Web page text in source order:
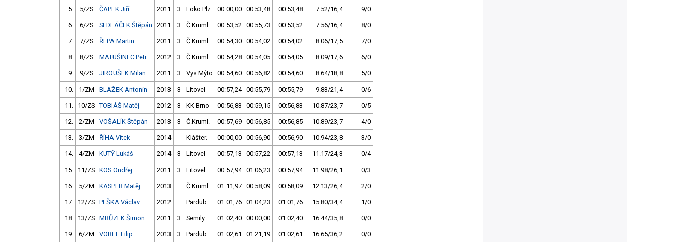
5. 5/ZS ČAPEK Jiří 2011 3 Loko Plz 00:00,00 00:53,48 00:53,48 7.52/16,4 9/0
6. 6/ZS SEDLÁČEK Štěpán 2011 3 Č.Kruml. 00:53,52 00:55,73 00:53,52 7.56/16,4 8/0
7. 7/ZS ŘEPA Martin 2011 3 Č.Kruml. 00:54,30 00:54,02 00:54,02 8.06/17,5 7/0
8. 8/ZS MATUŠINEC Petr 2012 3 Č.Kruml. 00:54,28 00:54,05 00:54,05 8.09/17,6 6/0
9. 9/ZS JIROUŠEK Milan 2011 3 Vys.Mýto 00:54,60 00:56,82 00:54,60 8.64/18,8 5/0
10. 1/ZM BLAŽEK Antonín 2013 3 Litovel 00:57,24 00:55,79 00:55,79 9.83/21,4 0/6
11. 10/ZS TOBIÁŠ Matěj 2012 3 KK Brno 00:56,83 00:59,15 00:56,83 10.87/23,7 0/5
12. 2/ZM VOŠALÍK Štěpán 2013 3 Č.Kruml. 00:57,69 00:56,85 00:56,85 10.89/23,7 4/0
13. 3/ZM ŘÍHA Vítek 2014 Klášter. 00:00,00 00:56,90 00:56,90 10.94/23,8 3/0
14. 4/ZM KUTÝ Lukáš 2014 3 Litovel 00:57,13 00:57,22 00:57,13 11.17/24,3 0/4
15. 11/ZS KOS Ondřej 2011 3 Litovel 00:57,94 01:06,23 00:57,94 11.98/26,1 0/3
16. 5/ZM KASPER Matěj 2013 Č.Kruml. 01:11,97 00:58,09 00:58,09 12.13/26,4 2/0
17. 12/ZS PEŠKA Václav 2012 Pardub. 01:01,76 01:04,23 01:01,76 15.80/34,4 1/0
18. 13/ZS MRŮZEK Šimon 2011 3 Semily 01:02,40 00:00,00 01:02,40 16.44/35,8 0/0
19. 6/ZM VOREL Filip 2013 3 Pardub. 01:02,61 01:21,19 01:02,61 16.65/36,2 0/0